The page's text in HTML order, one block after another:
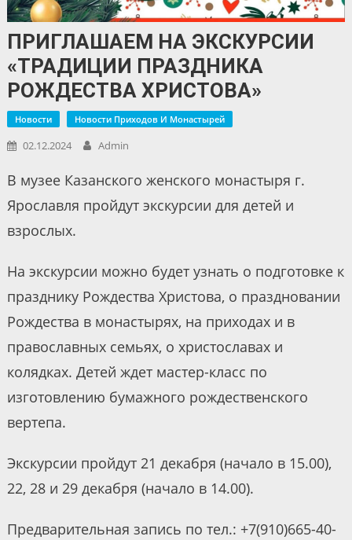
ПРИГЛАШАЕМ НА ЭКСКУРСИИ
«ТРАДИЦИИ ПРАЗДНИКА
РОЖДЕСТВА ХРИСТОВА»
Новости Новости Приходов И Монастырей
02.12.2024 Admin
В музее Казанского женского монастыря г.
Ярославля пройдут экскурсии для детей и
взрослых.
На экскурсии можно будет узнать о подготовке к
празднику Рождества Христова, о праздновании
Рождества в монастырях, на приходах и в
православных семьях, о христославах и
колядках. Детей ждет мастер-класс по
изготовлению бумажного рождественского
вертепа.
Экскурсии пройдут 21 декабря (начало в 15.00),
22, 28 и 29 декабря (начало в 14.00).
Предварительная запись по тел.: +7(910)665-40-